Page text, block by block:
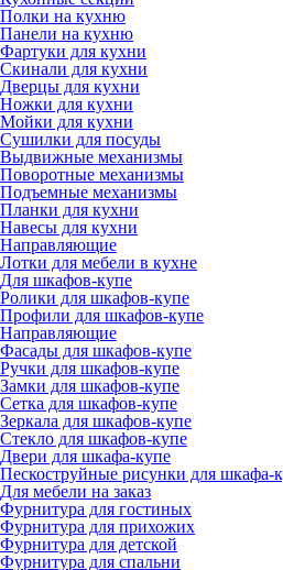
Полки на кухню
Панели на кухню
Фартуки для кухни
Скинали для кухни
Дверцы для кухни
Ножки для кухни
Мойки для кухни
Сушилки для посуды
Выдвижные механизмы
Поворотные механизмы
Подъемные механизмы
Планки для кухни
Навесы для кухни
Направляющие
Лотки для мебели в кухне
Для шкафов-купе
Ролики для шкафов-купе
Профили для шкафов-купе
Направляющие
Фасады для шкафов-купе
Ручки для шкафов-купе
Замки для шкафов-купе
Сетка для шкафов-купе
Зеркала для шкафов-купе
Стекло для шкафов-купе
Двери для шкафа-купе
Пескоструйные рисунки для шкафа-
Для мебели на заказ
Фурнитура для гостиных
Фурнитура для прихожих
Фурнитура для детской
Фурнитура для спальни